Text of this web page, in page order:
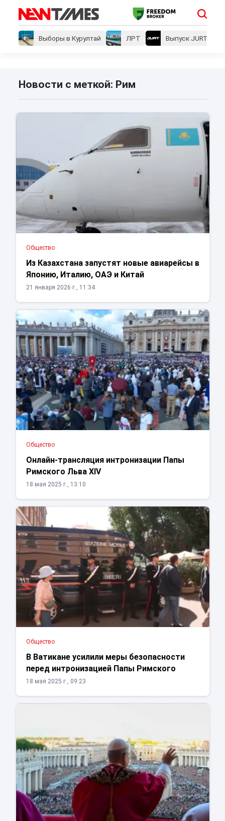
Выборы в Курултай ЛРТ Выпуск JURT
Новости с меткой: Рим
Общество
Из Казахстана запустят новые авиарейсы в
Японию, Италию, ОАЭ и Китай
21 января 2026 г., 11:34
Общество
Онлайн-трансляция интронизации Папы
Римского Льва XIV
18 мая 2025 г., 13:10
Общество
В Ватикане усилили меры безопасности
перед интронизацией Папы Римского
18 мая 2025 г., 09:23